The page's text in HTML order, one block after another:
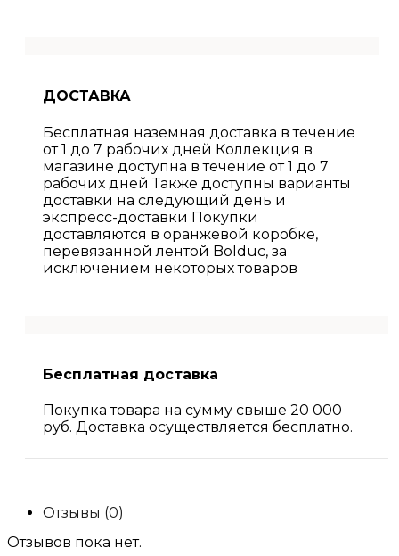
ДОСТАВКА
Бесплатная наземная доставка в течение
от 1 до 7 рабочих дней Коллекция в
магазине доступна в течение от 1 до 7
рабочих дней Также доступны варианты
доставки на следующий день и
экспресс-доставки Покупки
доставляются в оранжевой коробке,
перевязанной лентой Bolduc, за
исключением некоторых товаров
Бесплатная доставка
Покупка товара на сумму свыше 20 000
руб. Доставка осуществляется бесплатно.
Отзывы (0)
Отзывов пока нет.